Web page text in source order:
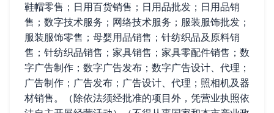
鞋帽零售；日用百货销售；日用品批发；日用品销
售；数字技术服务；网络技术服务；服装服饰批发；
服装服饰零售；母婴用品销售；针纺织品及原料销
售；针纺织品销售；家具销售；家具零配件销售；数
字广告制作；数字广告发布；数字广告设计、代理；
广告制作；广告发布；广告设计、代理；照相机及器
材销售。（除依法须经批准的项目外，凭营业执照依